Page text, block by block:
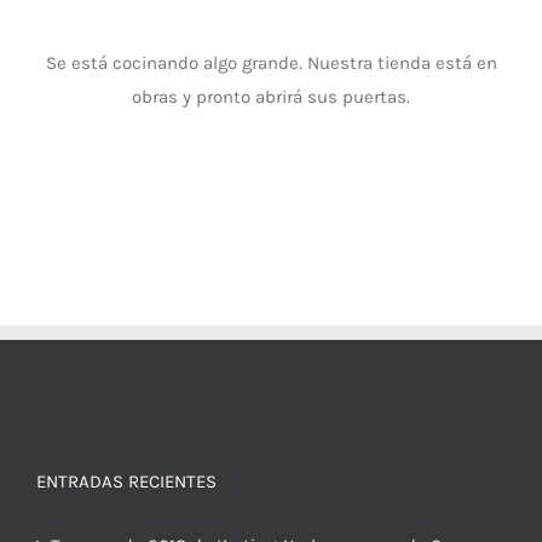
Se está cocinando algo grande. Nuestra tienda está en
obras y pronto abrirá sus puertas.
ENTRADAS RECIENTES